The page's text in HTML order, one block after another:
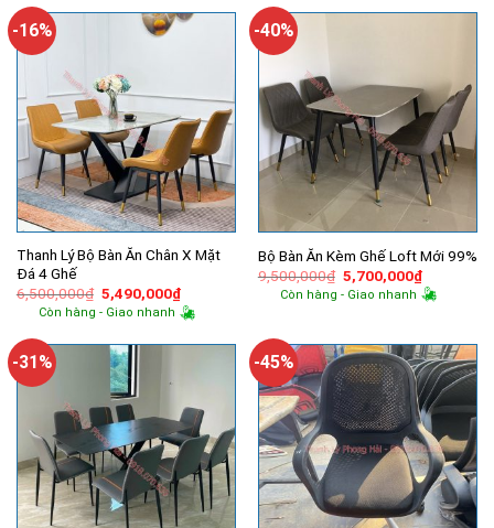
250,000₫.
-16%
Thanh Lý Bộ Bàn Ăn Chân X Mặt
Đá 4 Ghế
6,500,000₫ Giá
gốc
là:
5,490,000₫Giá
hiện
tại
5,490,000₫.
Còn hàng - Giao nhanh
-40%
Bộ Bàn Ăn Kèm Ghế Loft Mới 99%
9,500,000₫ Giá
gốc
là:
5,700,000₫Giá
hiện
tại
Còn hàng - Giao nhanh
-31% -45%